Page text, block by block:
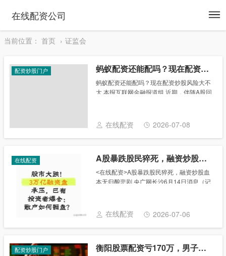
在线配资公司
当前位置： 首页 证监会
配资炒股门户 蚂蚁配资还能配吗？现在配资炒股风险大不大
蚂蚁配资还能配吗？现在配资炒股风险大不
大 本报互联网金融报道组 近期，伴随A股回
起，两融余额从9274.45亿元开始节节攀
升......
在线配资 2026-07-08
在线配资 A股暴跌股民猝死，融资炒股血本无归酿悲剧
˂在线配资˃A股暴跌股民猝死，融资炒股血
本无归酿悲剧 央广网长沙6月14日消息（记
5000点后站稳，引来了大量民间资本进入股
市......
在线配资 2026-07-06
配资炒股门户 衡阳股票配资亏170万，男子跳楼警示：配资风险有多大？